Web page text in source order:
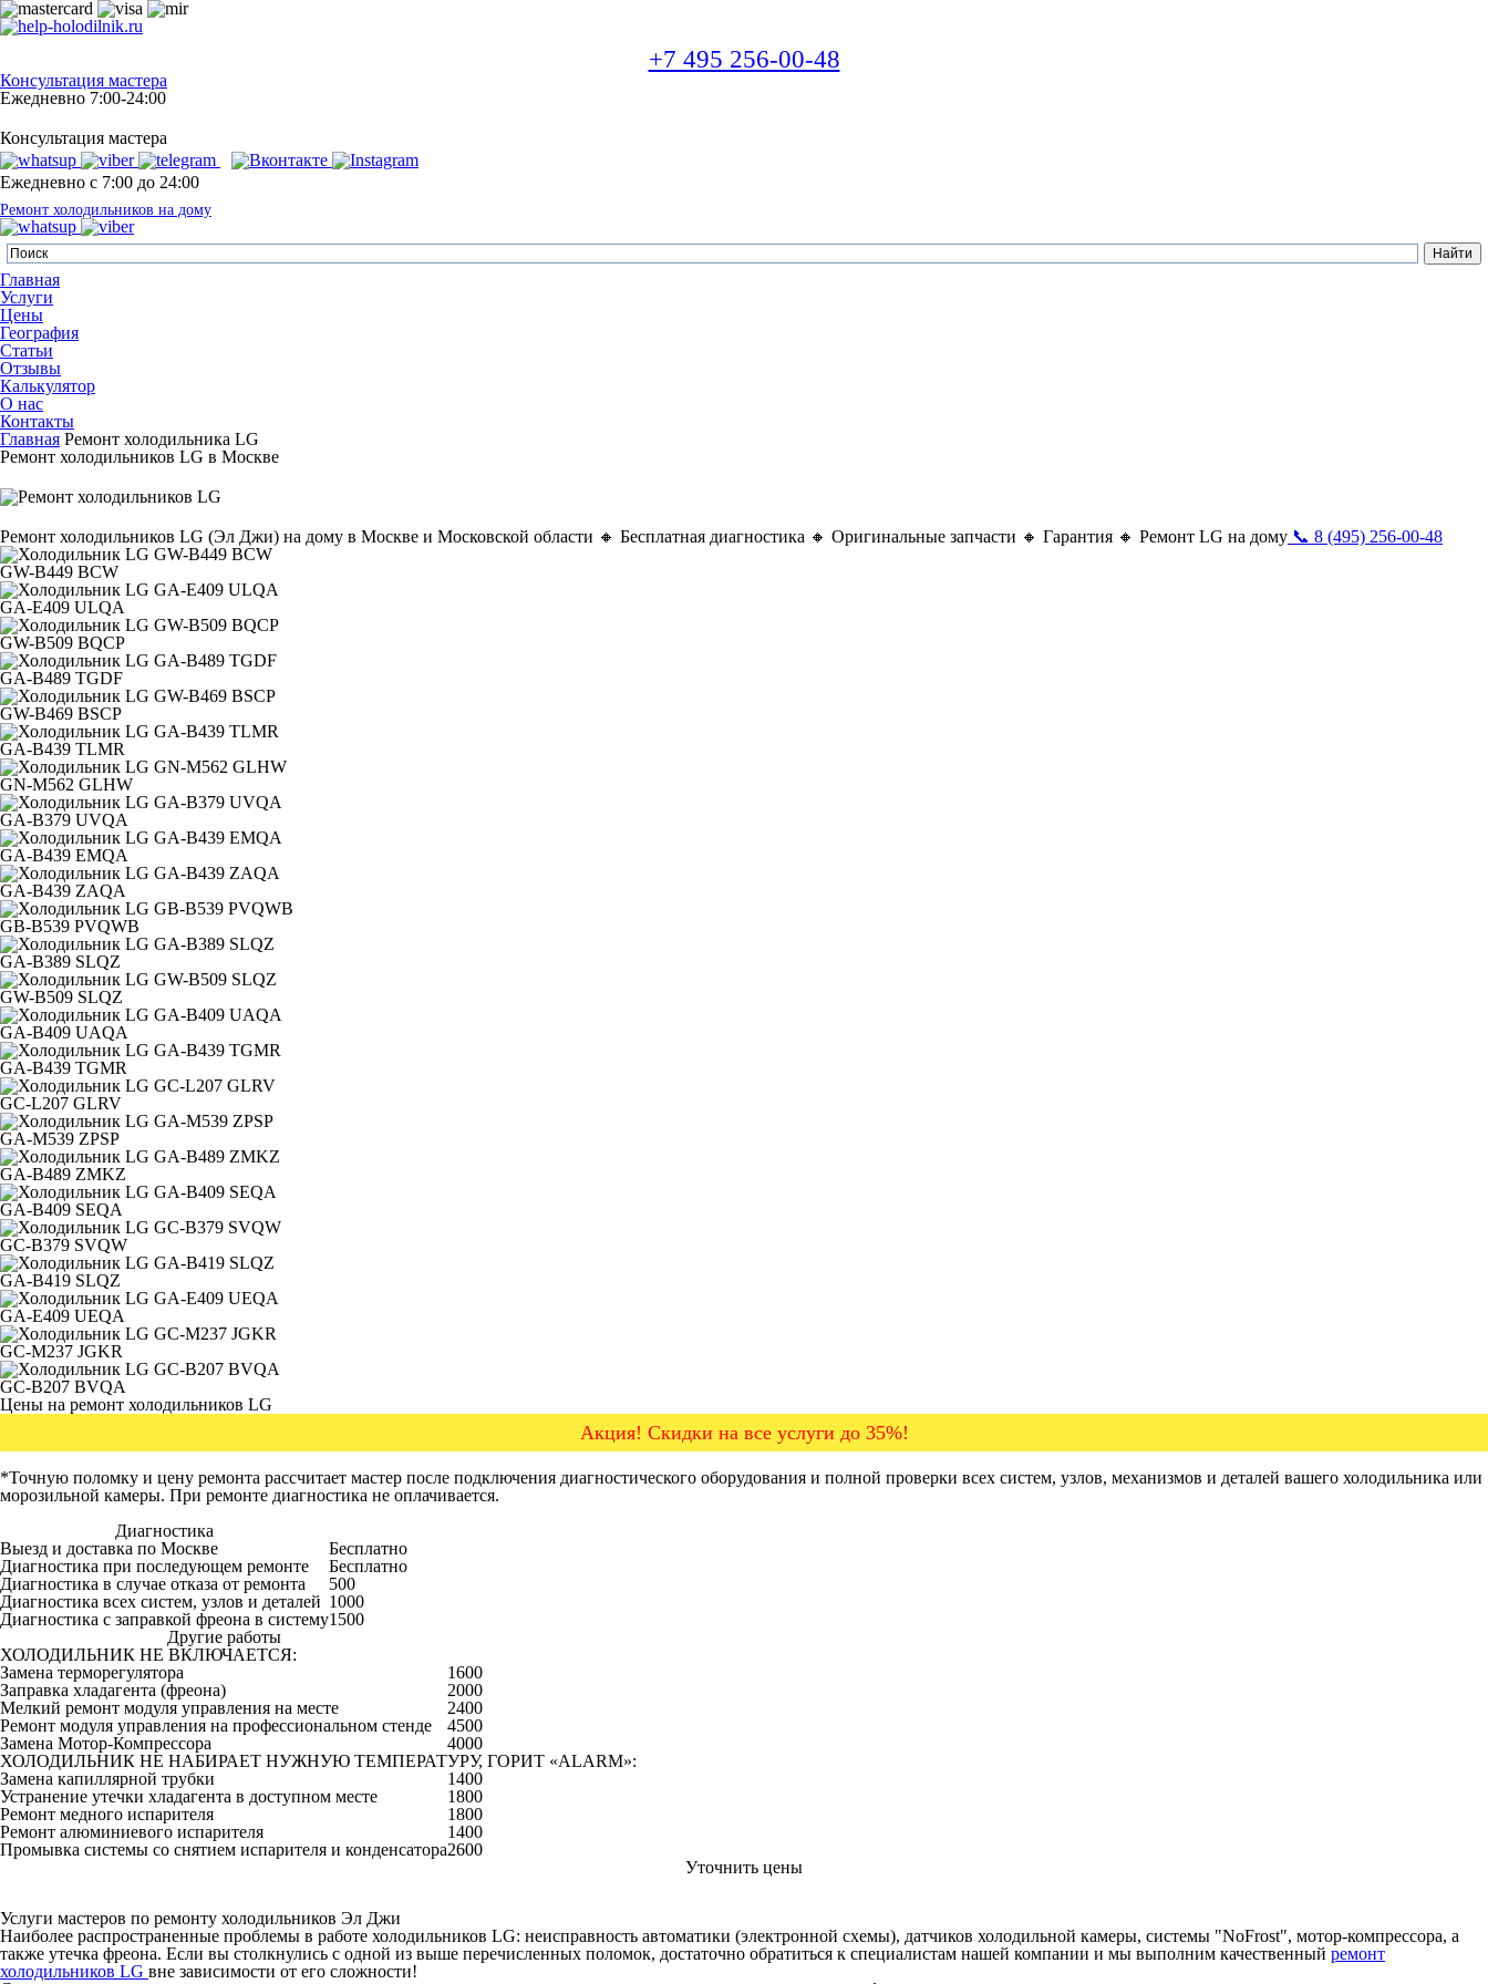
+7 495 256-00-48
Консультация мастера
Ежедневно 7:00-24:00
Консультация мастера
Ежедневно с 7:00 до 24:00
Ремонт холодильников на дому
Главная
Услуги
Цены
География
Статьи
Отзывы
Калькулятор
О нас
Контакты
Главная Ремонт холодильника LG
Ремонт холодильников LG в Москве
Ремонт холодильников LG (Эл Джи) на дому в Москве и Московской области 🔸 Бесплатная диагностика 🔸 Оригинальные запчасти 🔸 Гарантия 🔸 Ремонт LG на дому 📞 8 (495) 256-00-48
GW-B449 BCW
GA-E409 ULQA
GW-B509 BQCP
GA-B489 TGDF
GW-B469 BSCP
GA-B439 TLMR
GN-M562 GLHW
GA-B379 UVQA
GA-B439 EMQA
GA-B439 ZAQA
GB-B539 PVQWB
GA-B389 SLQZ
GW-B509 SLQZ
GA-B409 UAQA
GA-B439 TGMR
GC-L207 GLRV
GA-M539 ZPSP
GA-B489 ZMKZ
GA-B409 SEQA
GC-B379 SVQW
GA-B419 SLQZ
GA-E409 UEQA
GC-M237 JGKR
GC-B207 BVQA
Цены на ремонт холодильников LG
Акция! Скидки на все услуги до 35%!
*Точную поломку и цену ремонта рассчитает мастер после подключения диагностического оборудования и полной проверки всех систем, узлов, механизмов и деталей вашего холодильника или
морозильной камеры. При ремонте диагностика не оплачивается.
Диагностика
Выезд и доставка по Москве
Бесплатно
Диагностика при последующем ремонте
Бесплатно
Диагностика в случае отказа от ремонта
500
Диагностика всех систем, узлов и деталей 1000
Диагностика с заправкой фреона в систему1500
Другие работы
ХОЛОДИЛЬНИК НЕ ВКЛЮЧАЕТСЯ:
Замена терморегулятора
1600
Заправка хладагента (фреона)
2000
Мелкий ремонт модуля управления на месте
2400
Ремонт модуля управления на профессиональном стенде
4500
Замена Мотор-Компрессора
4000
ХОЛОДИЛЬНИК НЕ НАБИРАЕТ НУЖНУЮ ТЕМПЕРАТУРУ, ГОРИТ «ALARM»:
Замена капиллярной трубки
1400
Устранение утечки хладагента в доступном месте
1800
Ремонт медного испарителя
1800
Ремонт алюминиевого испарителя
1400
Промывка системы со снятием испарителя и конденсатора2600
Уточнить цены
Услуги мастеров по ремонту холодильников Эл Джи
Наиболее распространенные проблемы в работе холодильников LG: неисправность автоматики (электронной схемы), датчиков холодильной камеры, системы "NoFrost", мотор-компрессора, а
также утечка фреона. Если вы столкнулись с одной из выше перечисленных поломок, достаточно обратиться к специалистам нашей компании и мы выполним качественный ремонт
холодильников LG вне зависимости от его сложности!